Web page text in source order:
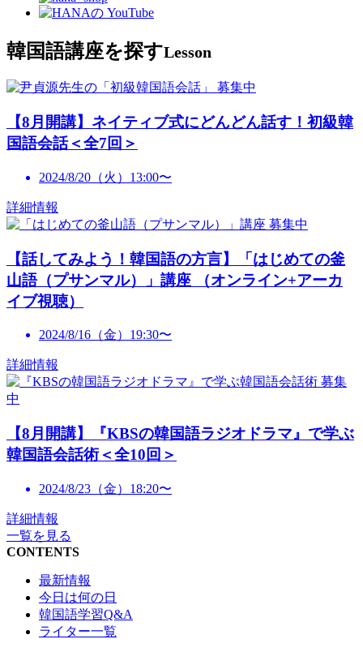
韓国語講座を探すLesson
募集中
【8月開講】ネイティブ式にどんどん話す！初級韓
国語会話＜全7回＞
2024/8/20（火）13:00〜
詳細情報
募集中
【話してみよう！韓国語の方言】「はじめての釜
山語（プサンマル）」講座 （オンライン+アーカ
イブ視聴）
2024/8/16（金）19:30〜
詳細情報
募集
中
【8月開講】『KBSの韓国語ラジオドラマ』で学ぶ
韓国語会話術＜全10回＞
2024/8/23（金）18:20〜
詳細情報
一覧を見る
CONTENTS
最新情報
今日は何の日
韓国語学習Q&A
ライター一覧